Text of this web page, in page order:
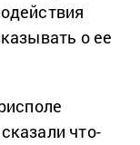
о ее
что-